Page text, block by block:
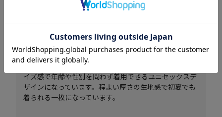
ポリエステル88％、レーヨン12％
商品説明
結成18周年を記念したワークシャツ。ゆったりとしたサ
イズ感で年齢や性別を問わず着用できるユニセックスデ
ザインになっています。程よい厚さの生地感で初夏でも
着られる一枚になっています。